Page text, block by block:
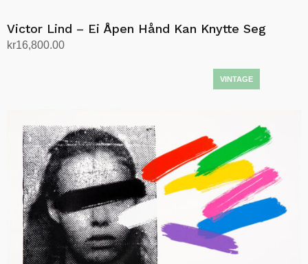
Victor Lind – Ei Åpen Hånd Kan Knytte Seg
kr16,800.00